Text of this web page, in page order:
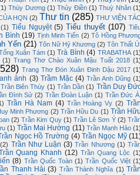
Thùy Dương (1) Thủy Điền (1) Thuỳ Nhân
HQN (2) Thư tin (285) THƯ VIỆN
(1) Tiểu Nguyệt (5) Tiểu thuyết (107)
Bình (19) Tịnh Minh Tiến (2) Tô Hồng
Yến (21) Tôn Nữ Hỷ Khương (2) Tôn Thất
Xuân Tám (1) Trà Bình (4) TRABATHA
(1) Trang Thơ Chào Xuân Mậu Tuất 2018
Trang Thơ Đón Xuân Đinh Dậu 2017
ảnh (3) Trầm Mặc (4) Trần Anh Dũng
Trần Biên Thùy (1) Trần Dần (1) Trần Duy
Đình Sử (2) Trần Đoàn Luận (1) Trần Đức
Trần Hà Nam (4) Trần Hoàng Vy (2)
Minh Phương (2) Trần Hữu Du (1) Trần
(2) Trần Kim Quy (1) Trần Lê Sơn Ý (2)
(1) Trần Mai Hường (11) Trần Mạnh Hảo
Ngọc Hồ Trường (4) Trần Ngọc Mỹ
(2) Trần Như Luận (3) Trần Nhương (1)
Quang Khanh (12) Trần Quang Lộc
(8) Trần Quốc Toàn (1) Trần Quốc Việt
Thanh Hải (3) Trần Thành Nghĩa (1)